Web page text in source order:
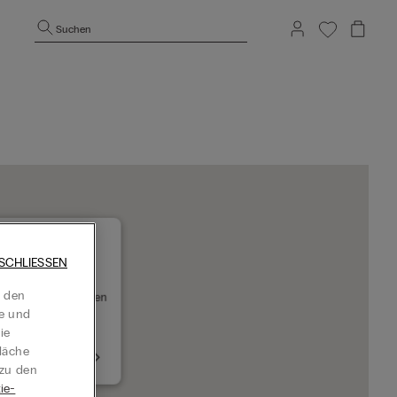
Suchen
Gerasdorf Bei Wien
geöffnet
+43224627703
und
den